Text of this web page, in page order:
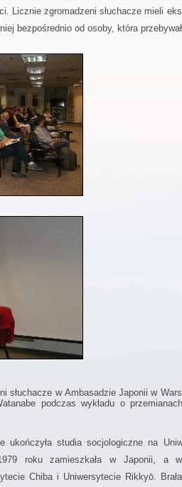
Licznie zgromadzeni słuchacze mieli
bezpośrednio od osoby, która
słuchacze w Ambasadzie Japonii w
podczas wykładu o
ukończyła studia socjologiczne na
roku zamieszkała w Japonii, a w
Chiba i Uniwersytecie Rikkyō.